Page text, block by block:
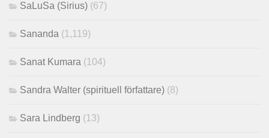
SaLuSa (Sirius) (67)
Sananda (1,119)
Sanat Kumara (104)
Sandra Walter (spirituell författare) (8)
Sara Lindberg (13)